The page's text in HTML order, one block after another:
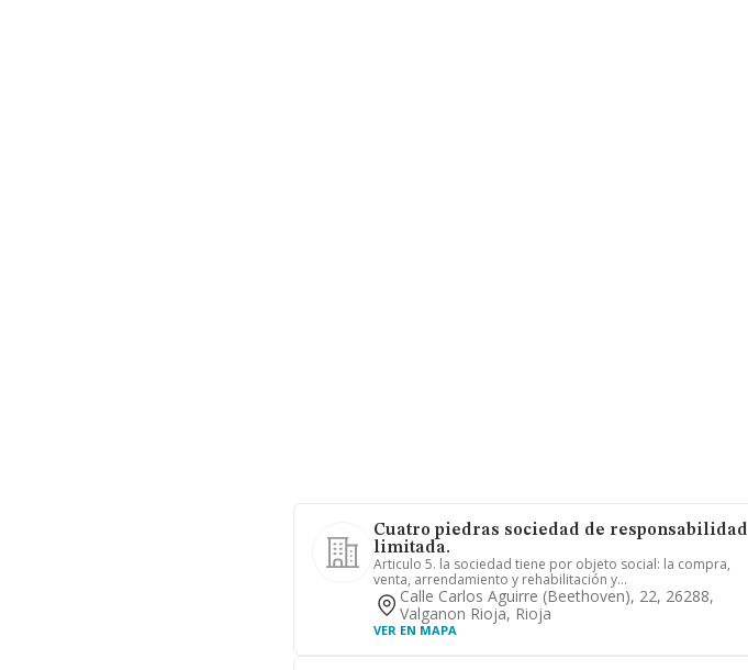
Cuatro piedras sociedad de responsabilidad
limitada.
Articulo 5. la sociedad tiene por objeto social: la compra,
venta, arrendamiento y rehabilitación y...
Calle Carlos Aguirre (beethoven), 22, 26288,
Valganon Rioja, Rioja
VER EN MAPA